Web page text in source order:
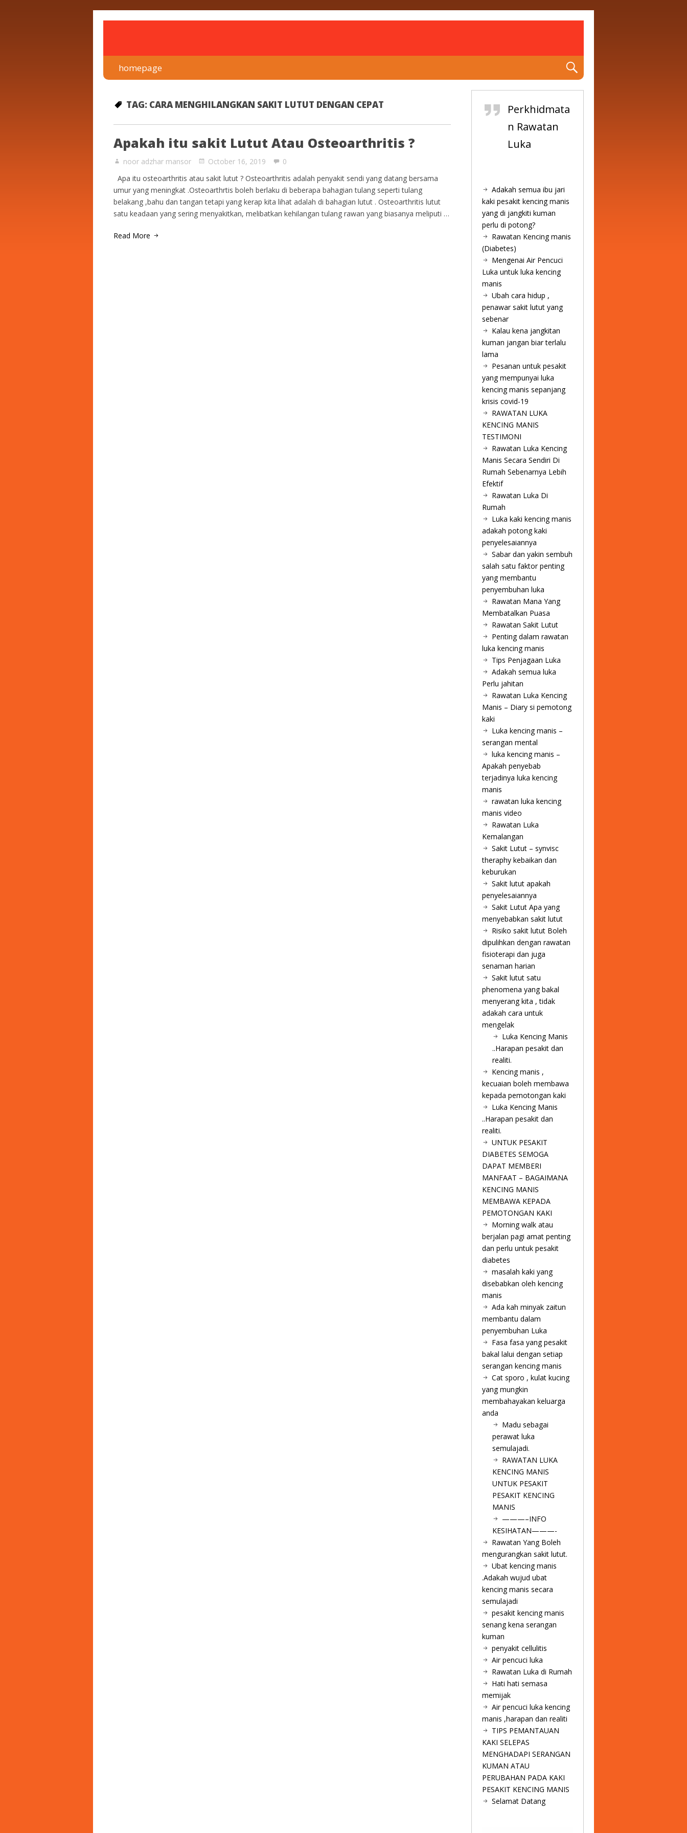
homepage
TAG: CARA MENGHILANGKAN SAKIT LUTUT DENGAN CEPAT
Apakah itu sakit Lutut Atau Osteoarthritis ?
noor adzhar mansor October 16, 2019
0
Apa itu osteoarthritis atau sakit lutut ? Osteoarthritis adalah penyakit sendi yang datang bersama
umur yang meningkat .Osteoarthrtis boleh berlaku di beberapa bahagian tulang seperti tulang
belakang ,bahu dan tangan tetapi yang kerap kita lihat adalah di bahagian lutut . Osteoarthritis lutut
satu keadaan yang sering menyakitkan, melibatkan kehilangan tulang rawan yang biasanya meliputi …
Read More
Perkhidmata
n Rawatan
Luka
Adakah semua ibu jari
kaki pesakit kencing manis
yang di jangkiti kuman
perlu di potong?
Rawatan Kencing manis
(Diabetes)
Mengenai Air Pencuci
Luka untuk luka kencing
manis
Ubah cara hidup ,
penawar sakit lutut yang
sebenar
Kalau kena jangkitan
kuman jangan biar terlalu
lama
Pesanan untuk pesakit
yang mempunyai luka
kencing manis sepanjang
krisis covid-19
RAWATAN LUKA
KENCING MANIS
TESTIMONI
Rawatan Luka Kencing
Manis Secara Sendiri Di
Rumah Sebenarnya Lebih
Efektif
Rawatan Luka Di
Rumah
Luka kaki kencing manis
adakah potong kaki
penyelesaiannya
Sabar dan yakin sembuh
salah satu faktor penting
yang membantu
penyembuhan luka
Rawatan Mana Yang
Membatalkan Puasa
Rawatan Sakit Lutut
Penting dalam rawatan
luka kencing manis
Tips Penjagaan Luka
Adakah semua luka
Perlu jahitan
Rawatan Luka Kencing
Manis – Diary si pemotong
kaki
Luka kencing manis –
serangan mental
luka kencing manis –
Apakah penyebab
terjadinya luka kencing
manis
rawatan luka kencing
manis video
Rawatan Luka
Kemalangan
Sakit Lutut – synvisc
theraphy kebaikan dan
keburukan
Sakit lutut apakah
penyelesaiannya
Sakit Lutut Apa yang
menyebabkan sakit lutut
Risiko sakit lutut Boleh
dipulihkan dengan rawatan
fisioterapi dan juga
senaman harian
Sakit lutut satu
phenomena yang bakal
menyerang kita , tidak
adakah cara untuk
mengelak
Luka Kencing Manis
..Harapan pesakit dan
realiti.
Kencing manis ,
kecuaian boleh membawa
kepada pemotongan kaki
Luka Kencing Manis
..Harapan pesakit dan
realiti.
UNTUK PESAKIT
DIABETES SEMOGA
DAPAT MEMBERI
MANFAAT – BAGAIMANA
KENCING MANIS
MEMBAWA KEPADA
PEMOTONGAN KAKI
Morning walk atau
berjalan pagi amat penting
dan perlu untuk pesakit
diabetes
masalah kaki yang
disebabkan oleh kencing
manis
Ada kah minyak zaitun
membantu dalam
penyembuhan Luka
Fasa fasa yang pesakit
bakal lalui dengan setiap
serangan kencing manis
Cat sporo , kulat kucing
yang mungkin
membahayakan keluarga
anda
Madu sebagai
perawat luka
semulajadi.
RAWATAN LUKA
KENCING MANIS
UNTUK PESAKIT
PESAKIT KENCING
MANIS
———–INFO
KESIHATAN———-
Rawatan Yang Boleh
mengurangkan sakit lutut.
Ubat kencing manis
.Adakah wujud ubat
kencing manis secara
semulajadi
pesakit kencing manis
senang kena serangan
kuman
penyakit cellulitis
Air pencuci luka
Rawatan Luka di Rumah
Hati hati semasa
memijak
Air pencuci luka kencing
manis ,harapan dan realiti
TIPS PEMANTAUAN
KAKI SELEPAS
MENGHADAPI SERANGAN
KUMAN ATAU
PERUBAHAN PADA KAKI
PESAKIT KENCING MANIS
Selamat Datang